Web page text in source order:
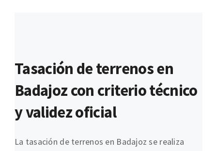
Tasación de terrenos en
Badajoz con criterio técnico
y validez oficial
La tasación de terrenos en Badajoz se realiza